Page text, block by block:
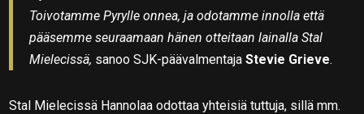
Toivotamme Pyrylle onnea, ja odotamme innolla että
pääsemme seuraamaan hänen otteitaan lainalla Stal
Mielecissä, sanoo SJK-päävalmentajaStevie Grieve.
Stal Mielecissä Hannolaa odottaa yhteisiä tuttuja, sillä mm.